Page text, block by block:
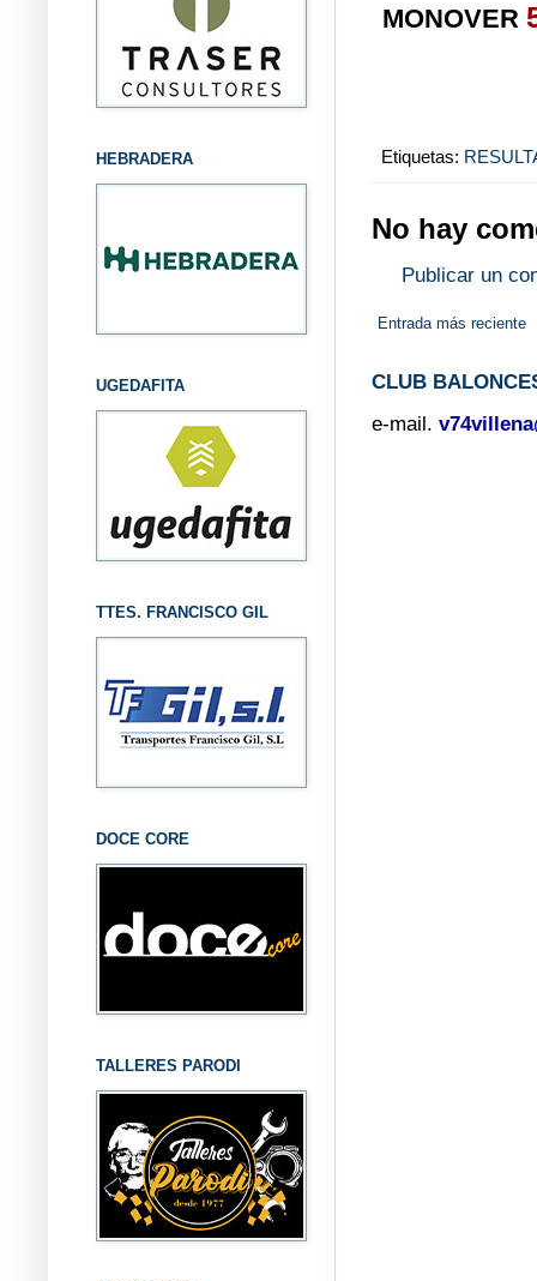
MONOVER
Etiquetas:
No hay
Publicar un
Entrada más reciente
CLUB
e-mail.
HEBRADERA
UGEDAFITA
TTES. FRANCISCO GIL
DOCE CORE
TALLERES PARODI